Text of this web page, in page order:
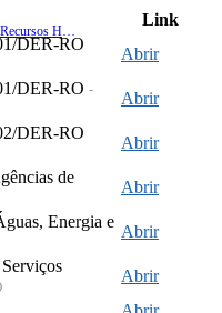
Link
DER-RO
Abrir
DER-RO -
Abrir
DER-RO
Abrir
de
Abrir
Energia e
Abrir
Abrir